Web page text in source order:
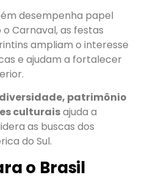
desempenha papel
Carnaval, as festas
ampliam o interesse
e ajudam a fortalecer
patrimônio
culturaisajuda a
as buscas dos
do Sul.
o Brasil